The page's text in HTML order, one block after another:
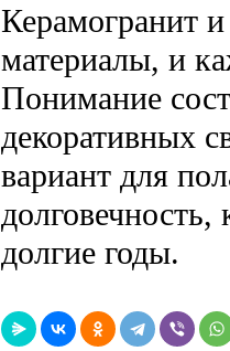
Керамогранит
материалы, и
Понимание
декоративных
вариант для
долгие годы.